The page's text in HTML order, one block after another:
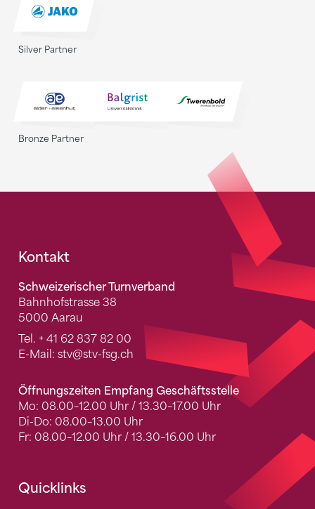
Silver Partner
Bronze Partner
Fusszeile
Kontakt
Schweizerischer Turnverband
Bahnhofstrasse 38
5000 Aarau
Tel. + 41 62 837 82 00
E-Mail: stv@stv-fsg.ch
Öffnungszeiten Empfang Geschäftsstelle
Mo: 08.00–12.00 Uhr / 13.30–17.00 Uhr
Di-Do: 08.00–13.00 Uhr
Fr: 08.00–12.00 Uhr / 13.30–16.00 Uhr
Quicklinks